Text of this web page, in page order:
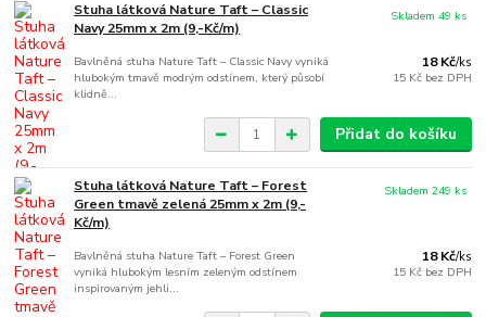
Stuha látková Nature Taft – Classic
Navy 25mm x 2m (9,-Kč/m)
Bavlněná stuha Nature Taft – Classic Navy vyniká
hlubokým tmavě modrým odstínem, který působí
klidně...
18 Kč/ks
15 Kč bez DPH
Skladem 49 ks
Přidat do košíku
Stuha látková Nature Taft – Forest
Green tmavě zelená 25mm x 2m (9,-
Kč/m)
Bavlněná stuha Nature Taft – Forest Green
vyniká hlubokým lesním zeleným odstínem
inspirovaným jehli...
18 Kč/ks
15 Kč bez DPH
Skladem 249 ks